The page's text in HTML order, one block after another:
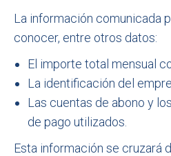
La información comunicada
conocer, entre otros datos:
El importe total mensual
La identificación del
Las cuentas de abono y
de pago utilizados.
Esta información se cruzará